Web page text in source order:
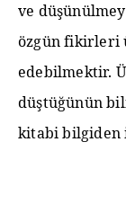
ve
özgün fikirleri
edebilmektir.
düştüğünün
kitabi bilgiden